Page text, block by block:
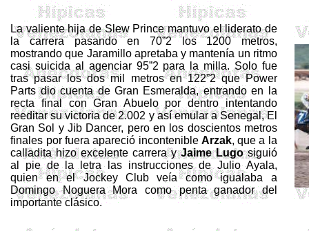
La valiente hija deSlew Princemantuvo el liderato de
la carrera pasando en 70”2 los 1200 metros,
mostrando que Jaramillo apretaba y mantenía un ritmo
casi suicida al agenciar 95”2 para la milla. Solo fue
tras pasar los dos mil metros en 122”2 quePower
Partsdio cuenta de Gran Esmeralda, entrando en la
recta final con Gran Abuelo por dentro intentando
reeditar su victoria de 2.002 y así emular a Senegal, El
Gran Sol yJib Dancer, pero en los doscientos metros
finales por fuera apareció incontenible Arzak, que a la
calladita hizo excelente carrera yJaime Lugosiguió
al pie de la letra las instrucciones de Julio Ayala,
quien en el Jockey Club veía como igualaba a
Domingo Noguera Mora comopentaganador del
importante clásico.